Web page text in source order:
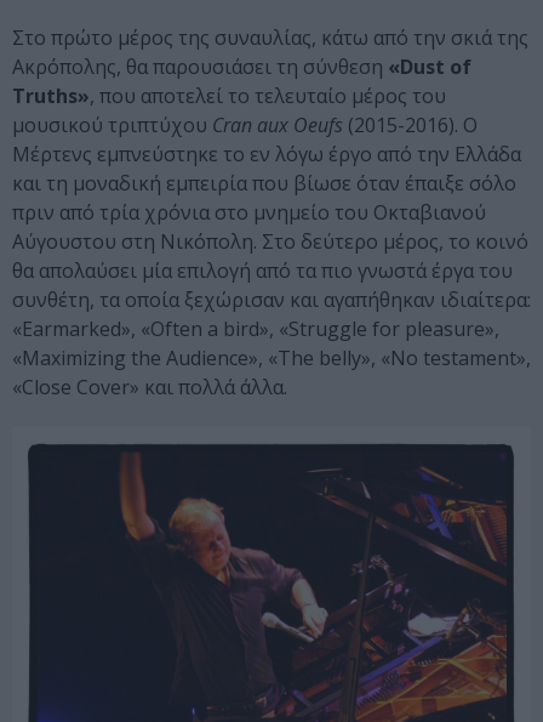
Στο πρώτο μέρος της συναυλίας, κάτω από την σκιά της
Ακρόπολης, θα παρουσιάσει τη σύνθεση «Dust of
Truths», που αποτελεί το τελευταίο μέρος του
μουσικού τριπτύχου Cran aux Oeufs (2015-2016). Ο
Μέρτενς εμπνεύστηκε το εν λόγω έργο από την Ελλάδα
και τη μοναδική εμπειρία που βίωσε όταν έπαιξε σόλο
πριν από τρία χρόνια στο μνημείο του Οκταβιανού
Αύγουστου στη Νικόπολη. Στο δεύτερο μέρος, το κοινό
θα απολαύσει μία επιλογή από τα πιο γνωστά έργα του
συνθέτη, τα οποία ξεχώρισαν και αγαπήθηκαν ιδιαίτερα:
«Earmarked», «Often a bird», «Struggle for pleasure»,
«Maximizing the Audience», «The belly», «No testament»,
«Close Cover» και πολλά άλλα.